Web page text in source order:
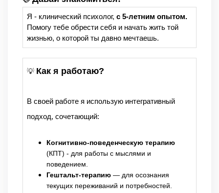
Я - клинический психолог, с 5-летним опытом.
Помогу тебе обрести себя и начать жить той
жизнью, о которой ты давно мечтаешь.
💡 Как я работаю?
В своей работе я использую интегративный
подход, сочетающий:
Когнитивно-поведенческую терапию
(КПТ) - для работы с мыслями и
поведением.
Гештальт-терапию — для осознания
текущих переживаний и потребностей.